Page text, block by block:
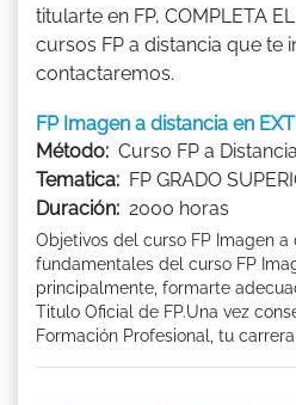
titularte en FP, COMPLETA
cursos FP a distancia que te
contactaremos.
FP Imagen a distancia en
Método: Curso FP a Distancia
Tematica: FP GRADO
Duración: 2000 horas
Objetivos del curso FP Imagen a
fundamentales del curso FP
principalmente, formarte
Titulo Oficial de FP.Una vez
Formación Profesional, tu